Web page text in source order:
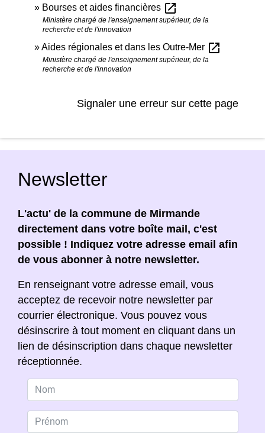
Bourses et aides financières open_in_new
Ministère chargé de l'enseignement supérieur, de la
recherche et de l'innovation
Aides régionales et dans les Outre-Mer open_in_new
Ministère chargé de l'enseignement supérieur, de la
recherche et de l'innovation
Signaler une erreur sur cette page
Newsletter
L'actu' de la commune de Mirmande
directement dans votre boîte mail, c'est
possible ! Indiquez votre adresse email afin
de vous abonner à notre newsletter.
En renseignant votre adresse email, vous
acceptez de recevoir notre newsletter par
courrier électronique. Vous pouvez vous
désinscrire à tout moment en cliquant dans un
lien de désinscription dans chaque newsletter
réceptionnée.